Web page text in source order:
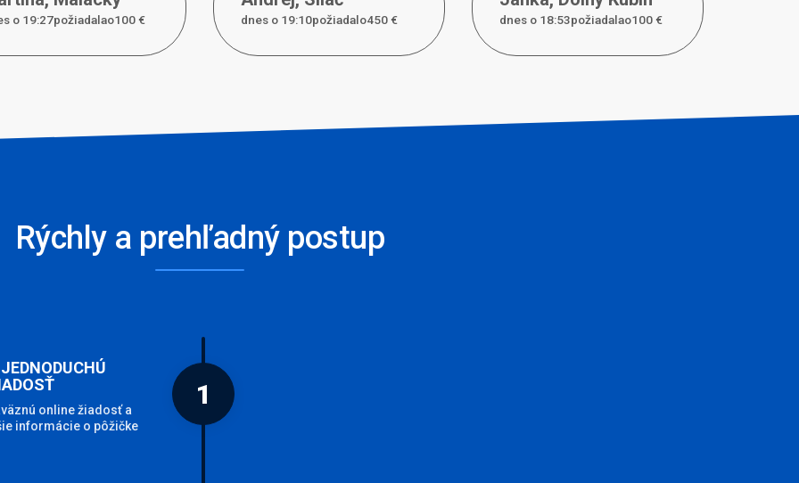
o 19:27požiadalao100 € dnes o 19:10požiadalo450 € dnes o 18:53požiadalao100 €
Rýchly a prehľadný postup
1
online žiadosť a
informácie o pôžičke